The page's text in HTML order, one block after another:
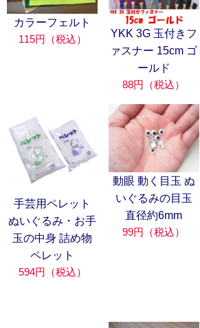
カラーフェルト
115円（税込）
YKK 3G 玉付きフ
ァスナー 15cm ゴ
ールド
88円（税込）
手芸用ペレット
ぬいぐるみ・お手
玉の中身 詰め物
ペレット
594円（税込）
動眼 動く目玉 ぬ
いぐるみの目玉
直径約6mm
99円（税込）